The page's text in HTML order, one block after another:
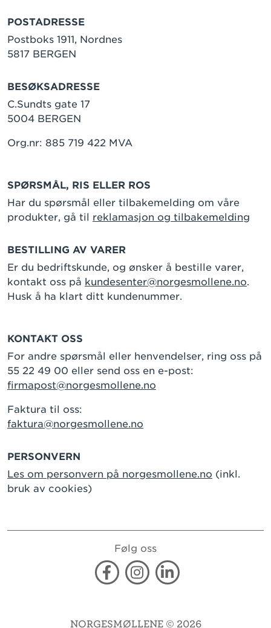
POSTADRESSE
Postboks 1911, Nordnes
5817 BERGEN
BESØKSADRESSE
C.Sundts gate 17
5004 BERGEN
Org.nr: 885 719 422 MVA
SPØRSMÅL, RIS ELLER ROS
Har du spørsmål eller tilbakemelding om våre
produkter, gå til reklamasjon og tilbakemelding
BESTILLING AV VARER
Er du bedriftskunde, og ønsker å bestille varer,
kontakt oss på kundesenter@norgesmollene.no.
Husk å ha klart ditt kundenummer.
KONTAKT OSS
For andre spørsmål eller henvendelser, ring oss på
55 22 49 00 eller send oss en e-post:
firmapost@norgesmollene.no
Faktura til oss:
faktura@norgesmollene.no
PERSONVERN
Les om personvern på norgesmollene.no (inkl.
bruk av cookies)
Følg oss
FacebookInstagramLinkedin
NORGESMØLLENE © 2026